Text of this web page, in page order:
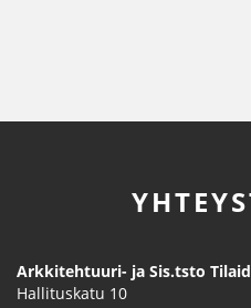
Arkkitehtuuri- ja Sis.tsto
Hallituskatu 10